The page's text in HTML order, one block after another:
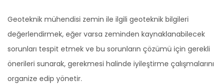
Geoteknik mühendisi zemin ile ilgili geoteknik bilgileri
değerlendirmek, eğer varsa zeminden kaynaklanabilecek
sorunları tespit etmek ve bu sorunların çözümü için gerekli
önerileri sunarak, gerekmesi halinde iyileştirme çalışmalarını
organize edip yönetir.